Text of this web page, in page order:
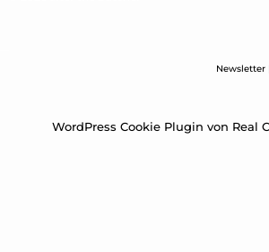
Newsletter
WordPress Cookie Plugin von Real